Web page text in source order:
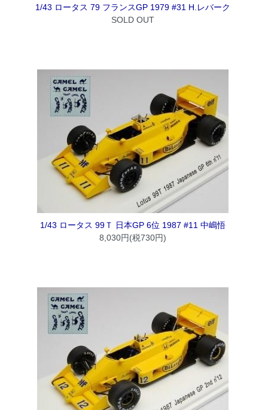
1/43 ロータス 79 フランスGP 1979 #31 H.レバーク
SOLD OUT
1/43 ロータス 99Ｔ 日本GP 6位 1987 #11 中嶋悟
8,030円(税730円)